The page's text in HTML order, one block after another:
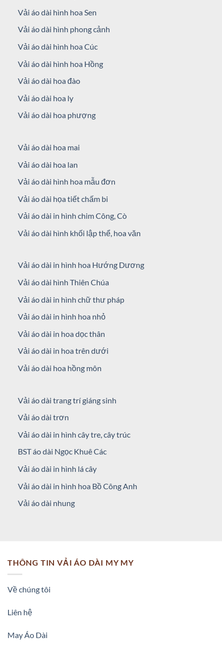
Vải áo dài hình hoa Sen
Vải áo dài hình phong cảnh
Vải áo dài hình hoa Cúc
Vải áo dài hình hoa Hồng
Vải áo dài hoa đào
Vải áo dài hoa ly
Vải áo dài hoa phượng
Vải áo dài hoa mai
Vải áo dài hoa lan
Vải áo dài hình hoa mẫu đơn
Vải áo dài họa tiết chấm bi
Vải áo dài in hình chim Công, Cò
Vải áo dài hình khối lập thể, hoa văn
Vải áo dài in hình hoa Hướng Dương
Vải áo dài hình Thiên Chúa
Vải áo dài in hình chữ thư pháp
Vải áo dài in hình hoa nhỏ
Vải áo dài in hoa dọc thân
Vải áo dài in hoa trên dưới
Vải áo dài hoa hồng môn
Vải áo dài trang trí giáng sinh
Vải áo dài trơn
Vải áo dài in hình cây tre, cây trúc
BST áo dài Ngọc Khuê Các
Vải áo dài in hình lá cây
Vải áo dài in hình hoa Bồ Công Anh
Vải áo dài nhung
THÔNG TIN VẢI ÁO DÀI MY MY
Về chúng tôi
Liên hệ
May Áo Dài